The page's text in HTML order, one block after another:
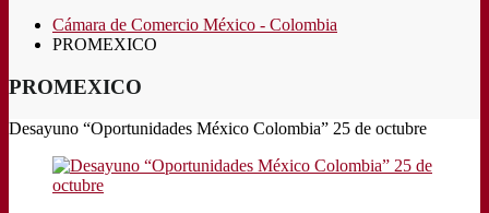
Cámara de Comercio México - Colombia
PROMEXICO
PROMEXICO
Desayuno “Oportunidades México Colombia” 25 de octubre